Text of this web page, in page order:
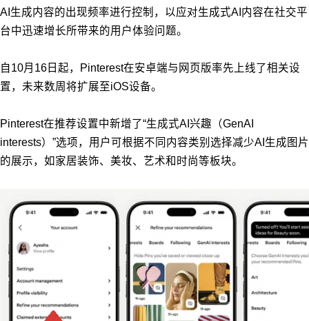
AI生成内容的出现频率进行控制，以应对生成式AI内容在社交平
台中迅速增长所带来的用户体验问题。
自10月16日起，Pinterest在安卓端与网页版率先上线了相关设
置，未来数周将扩展至iOS设备。
Pinterest在推荐设置中新增了“生成式AI兴趣（GenAI
interests）”选项，用户可根据不同内容类别选择减少AI生成图片
的展示，如家居装饰、美妆、艺术和时尚等板块。